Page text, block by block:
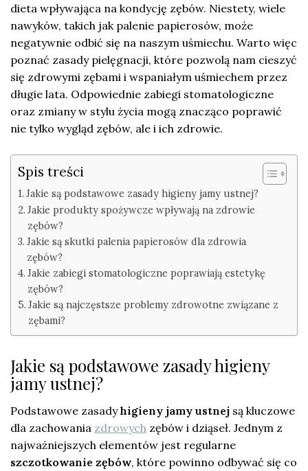
dieta wpływająca na kondycję zębów. Niestety, wiele
nawyków, takich jak palenie papierosów, może
negatywnie odbić się na naszym uśmiechu. Warto więc
poznać zasady pielęgnacji, które pozwolą nam cieszyć
się zdrowymi zębami i wspaniałym uśmiechem przez
długie lata. Odpowiednie zabiegi stomatologiczne
oraz zmiany w stylu życia mogą znacząco poprawić
nie tylko wygląd zębów, ale i ich zdrowie.
Spis treści
Jakie są podstawowe zasady higieny jamy ustnej?
Jakie produkty spożywcze wpływają na zdrowie
zębów?
Jakie są skutki palenia papierosów dla zdrowia
zębów?
Jakie zabiegi stomatologiczne poprawiają estetykę
zębów?
Jakie są najczęstsze problemy zdrowotne związane z
zębami?
Jakie są podstawowe zasady higieny
jamy ustnej?
Podstawowe zasadyhigieny jamy ustnej są kluczowe
dla zachowania zdrowych zębów i dziąseł. Jednym z
najważniejszych elementów jest regularne
szczotkowanie zębów, które powinno odbywać się co